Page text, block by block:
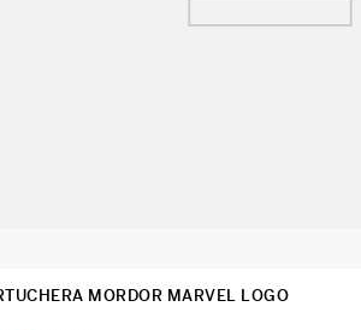
MORDOR MARVEL LOGO